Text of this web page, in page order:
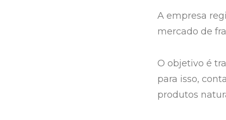
A empresa
mercado de
O objetivo é
para isso,
produtos